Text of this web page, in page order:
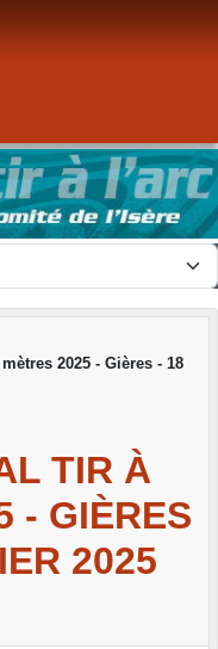
2025 - Gières - 18
TIR À
- GIÈRES
2025